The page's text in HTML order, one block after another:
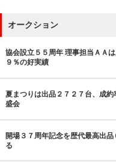
オークション
協会設立５５周年 理事担当ＡＡは
９％の好実績
夏まつりは出品２７２７台、成約
盛会
開場３７周年記念を歴代最高出
る